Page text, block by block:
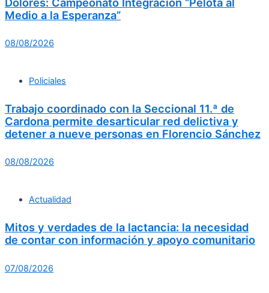
Medio a la Esperanza”
08/08/2026
Policiales
Trabajo coordinado con la Seccional 11.ª de
Cardona permite desarticular red delictiva y
detener a nueve personas en Florencio Sánchez
08/08/2026
Actualidad
Mitos y verdades de la lactancia: la necesidad
de contar con información y apoyo comunitario
07/08/2026